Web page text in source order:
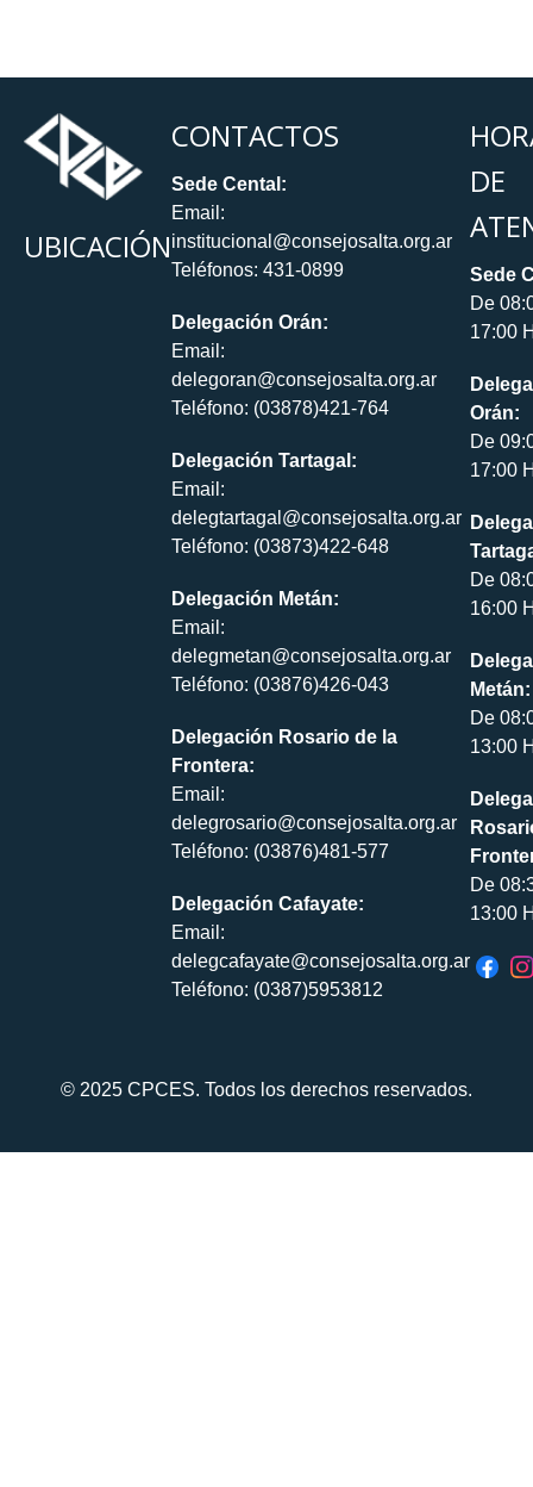
UBICACIÓN
CONTACTOS
Sede Cental:
Email:
institucional@consejosalta.org.ar
Teléfonos: 431-0899
Delegación Orán:
Email:
delegoran@consejosalta.org.ar
Teléfono: (03878)421-764
Delegación Tartagal:
Email:
delegtartagal@consejosalta.org.ar
Teléfono: (03873)422-648
Delegación Metán:
Email:
delegmetan@consejosalta.org.ar
Teléfono: (03876)426-043
Delegación Rosario de la
Frontera:
Email:
delegrosario@consejosalta.org.ar
Teléfono: (03876)481-577
Delegación Cafayate:
Email:
delegcafayate@consejosalta.org.ar
Teléfono: (0387)5953812
DE
Sede
De
17:00
Orán:
De
17:00
De
16:00
Metán:
De
13:00
De
13:00
© 2025 CPCES. Todos los derechos reservados.